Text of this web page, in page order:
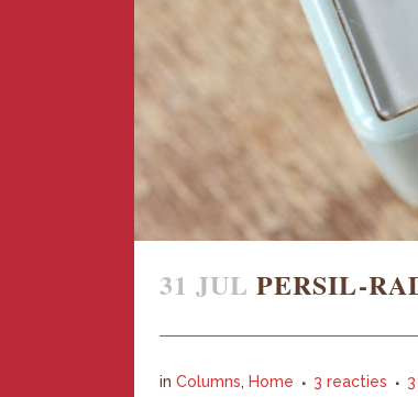
31 JUL PERSIL-
in Columns, Home 3 reacties 3